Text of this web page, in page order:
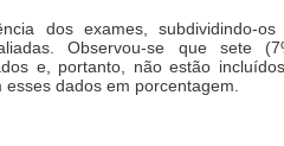
dos exames, subdividindo-
Observou-se que sete
e, portanto, não estão
dados em porcentagem.